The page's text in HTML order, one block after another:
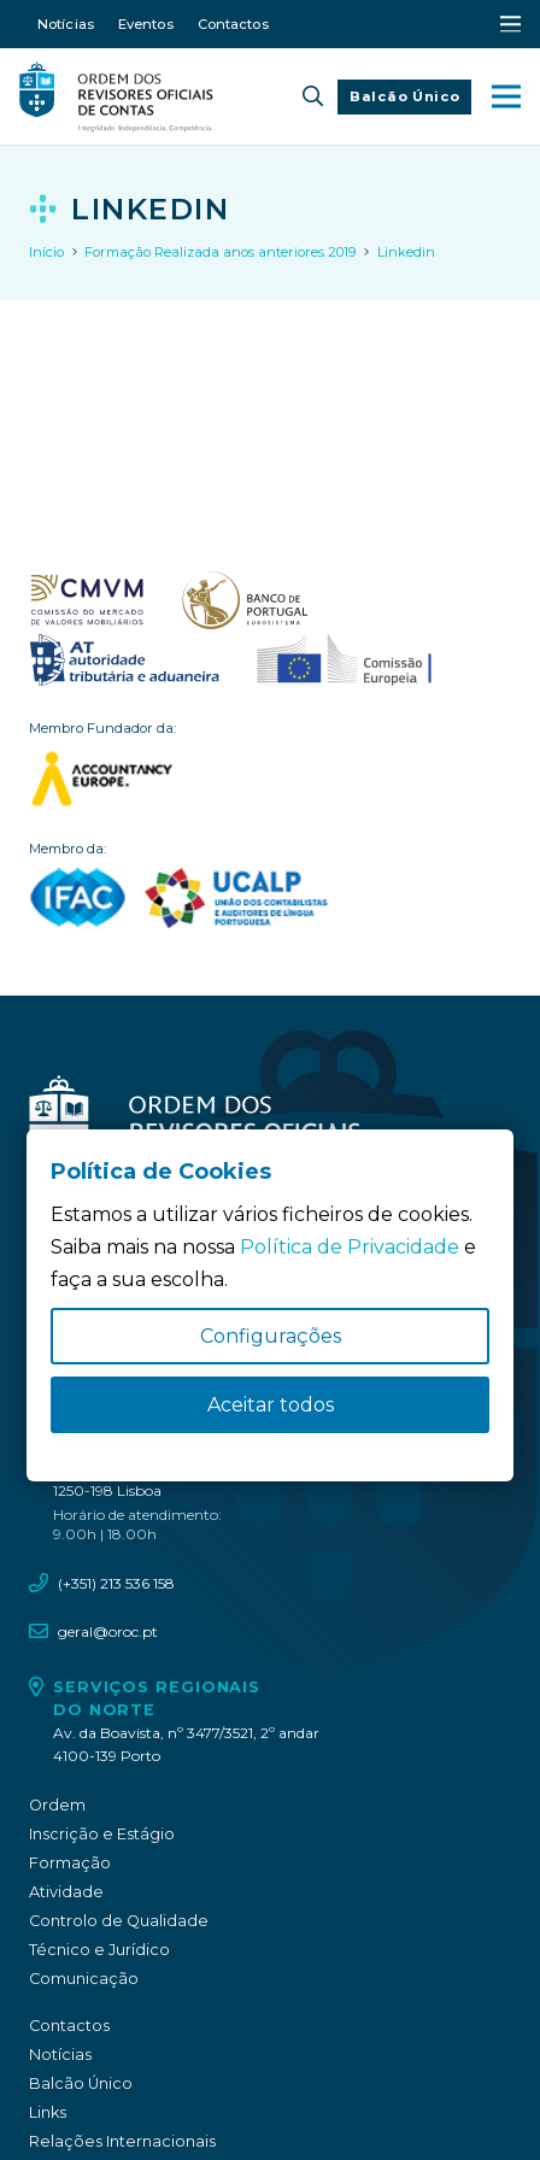
Notícias Eventos Contactos
Balcão Único
LINKEDIN
Início Formação Realizada anos anteriores 2019 Linkedin
Membro Fundador da:
Membro da:
Siga-nos:
Política de Cookies
Definição de Cookies
1250-198 Lisboa
Horário de atendimento:
9.00h | 18.00h
(+351) 213 536 158
geral@oroc.pt
SERVIÇOS REGIONAIS
DO NORTE
Av. da Boavista, nº 3477/3521, 2º andar
4100-139 Porto
Ordem
Inscrição e Estágio
Formação
Atividade
Controlo de Qualidade
Técnico e Jurídico
Comunicação
Contactos
Notícias
Balcão Único
Links
Relações Internacionais
Política de Cookies
Estamos a utilizar vários ficheiros de cookies.
Saiba mais na nossa Política de Privacidade e
faça a sua escolha.
Configurações
Aceitar todos